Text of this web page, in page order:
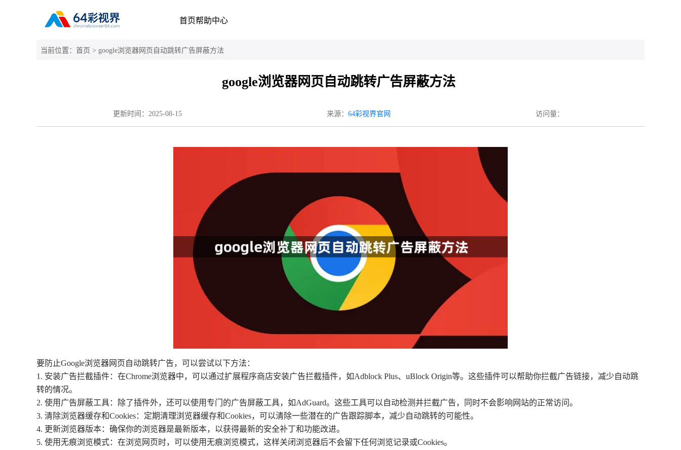
首页帮助中心
当前位置： 首页 > google浏览器网页自动跳转广告屏蔽方法
google浏览器网页自动跳转广告屏蔽方法
更新时间： 2025-08-15 来源： 64彩视界官网 访问量：
要防止Google浏览器网页自动跳转广告，可以尝试以下方法：
1. 安装广告拦截插件：在Chrome浏览器中，可以通过扩展程序商店安装广告拦截插件，如Adblock Plus、uBlock Origin等。这些插件可以帮助你拦截广告链接，减少自动跳
转的情况。
2. 使用广告屏蔽工具：除了插件外，还可以使用专门的广告屏蔽工具，如AdGuard。这些工具可以自动检测并拦截广告，同时不会影响网站的正常访问。
3. 清除浏览器缓存和Cookies：定期清理浏览器缓存和Cookies，可以清除一些潜在的广告跟踪脚本，减少自动跳转的可能性。
4. 更新浏览器版本：确保你的浏览器是最新版本，以获得最新的安全补丁和功能改进。
5. 使用无痕浏览模式：在浏览网页时，可以使用无痕浏览模式，这样关闭浏览器后不会留下任何浏览记录或Cookies。